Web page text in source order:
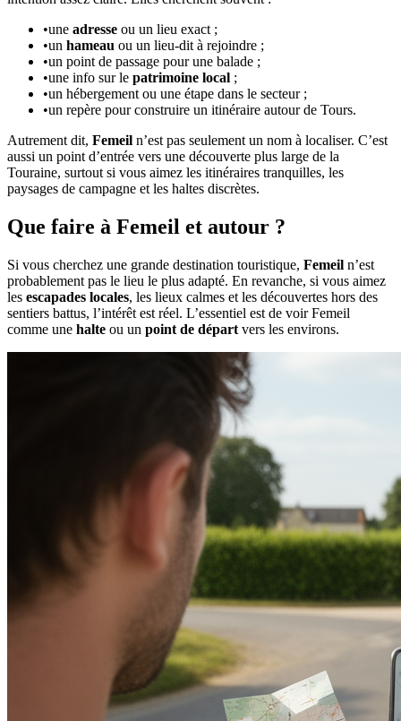
•une adresse ou un lieu exact ;
•un hameau ou un lieu-dit à rejoindre ;
•un point de passage pour une balade ;
•une info sur le patrimoine local ;
•un hébergement ou une étape dans le secteur ;
•un repère pour construire un itinéraire autour de Tours.
Autrement dit, Femeil n’est pas seulement un nom à localiser. C’est
aussi un point d’entrée vers une découverte plus large de la
Touraine, surtout si vous aimez les itinéraires tranquilles, les
paysages de campagne et les haltes discrètes.
Que faire à Femeil et autour ?
Si vous cherchez une grande destination touristique, Femeil n’est
probablement pas le lieu le plus adapté. En revanche, si vous aimez
les escapades locales, les lieux calmes et les découvertes hors des
sentiers battus, l’intérêt est réel. L’essentiel est de voir Femeil
comme une halte ou un point de départ vers les environs.